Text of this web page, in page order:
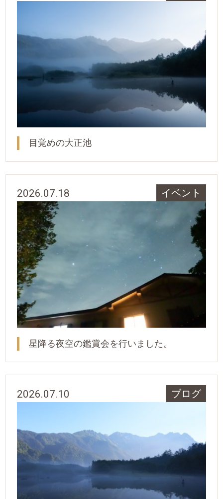
目覚めの大正池
2026.07.18 イベント
星降る夜空の鑑賞会を行いました。
2026.07.10 ブログ